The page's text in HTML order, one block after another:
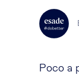
Poco a